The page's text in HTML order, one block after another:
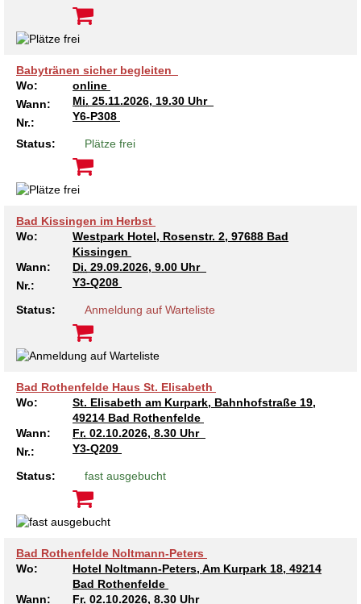
Babytränen sicher begleiten
Wo:
online
Wann:
Mi. 25.11.2026, 19.30 Uhr
Nr.:
Y6-P308
Status: Plätze frei
Bad Kissingen im Herbst
Wo:
Westpark Hotel, Rosenstr. 2, 97688 Bad
Kissingen
Wann:
Di. 29.09.2026, 9.00 Uhr
Nr.:
Y3-Q208
Status: Anmeldung auf Warteliste
Bad Rothenfelde Haus St. Elisabeth
Wo:
St. Elisabeth am Kurpark, Bahnhofstraße 19,
49214 Bad Rothenfelde
Wann:
Fr. 02.10.2026, 8.30 Uhr
Nr.:
Y3-Q209
Status: fast ausgebucht
Bad Rothenfelde Noltmann-Peters
Wo:
Hotel Noltmann-Peters, Am Kurpark 18, 49214
Bad Rothenfelde
Wann:
Fr. 02.10.2026, 8.30 Uhr